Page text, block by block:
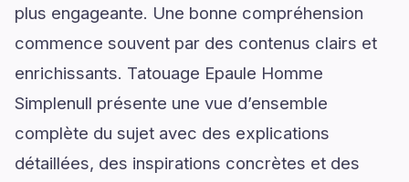
plus engageante. Une bonne compréhension
commence souvent par des contenus clairs et
enrichissants. Tatouage Epaule Homme
Simplenull présente une vue d’ensemble
complète du sujet avec des explications
détaillées, des inspirations concrètes et des